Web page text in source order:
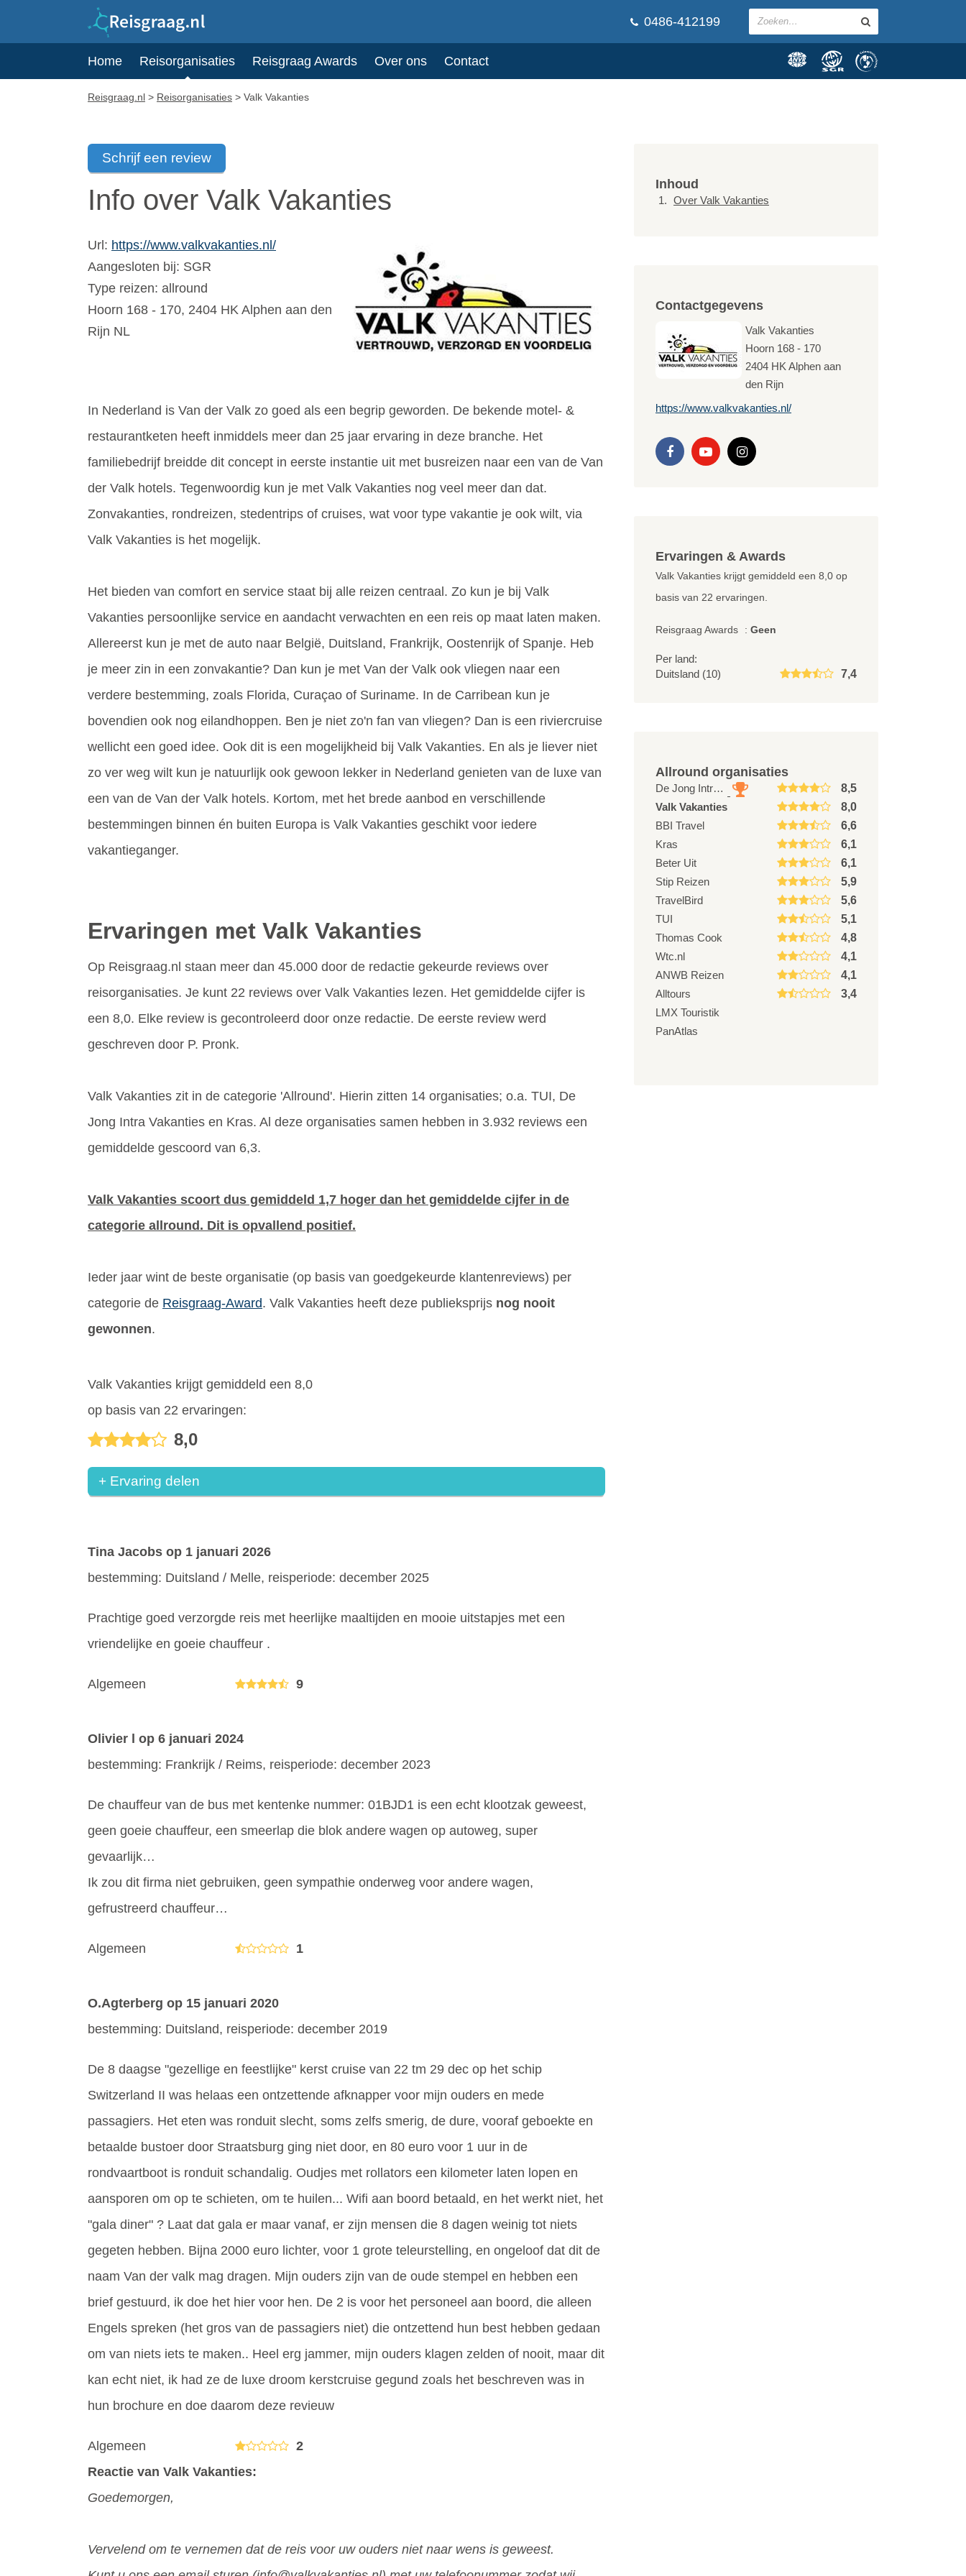
0486-412199
Home Reisorganisaties Reisgraag Awards Over ons Contact
Reisgraag.nl > Reisorganisaties > Valk Vakanties
Schrijf een review
Info over Valk Vakanties
Url: https://www.valkvakanties.nl/
Aangesloten bij: SGR
Type reizen: allround
Hoorn 168 - 170, 2404 HK Alphen aan den
Rijn NL
In Nederland is Van der Valk zo goed als een begrip geworden. De bekende motel- &
restaurantketen heeft inmiddels meer dan 25 jaar ervaring in deze branche. Het
familiebedrijf breidde dit concept in eerste instantie uit met busreizen naar een van de Van
der Valk hotels. Tegenwoordig kun je met Valk Vakanties nog veel meer dan dat.
Zonvakanties, rondreizen, stedentrips of cruises, wat voor type vakantie je ook wilt, via
Valk Vakanties is het mogelijk.
Het bieden van comfort en service staat bij alle reizen centraal. Zo kun je bij Valk
Vakanties persoonlijke service en aandacht verwachten en een reis op maat laten maken.
Allereerst kun je met de auto naar België, Duitsland, Frankrijk, Oostenrijk of Spanje. Heb
je meer zin in een zonvakantie? Dan kun je met Van der Valk ook vliegen naar een
verdere bestemming, zoals Florida, Curaçao of Suriname. In de Carribean kun je
bovendien ook nog eilandhoppen. Ben je niet zo'n fan van vliegen? Dan is een riviercruise
wellicht een goed idee. Ook dit is een mogelijkheid bij Valk Vakanties. En als je liever niet
zo ver weg wilt kun je natuurlijk ook gewoon lekker in Nederland genieten van de luxe van
een van de Van der Valk hotels. Kortom, met het brede aanbod en verschillende
bestemmingen binnen én buiten Europa is Valk Vakanties geschikt voor iedere
vakantieganger.
Ervaringen met Valk Vakanties
Op Reisgraag.nl staan meer dan 45.000 door de redactie gekeurde reviews over
reisorganisaties. Je kunt 22 reviews over Valk Vakanties lezen. Het gemiddelde cijfer is
een 8,0. Elke review is gecontroleerd door onze redactie. De eerste review werd
geschreven door P. Pronk.
Valk Vakanties zit in de categorie 'Allround'. Hierin zitten 14 organisaties; o.a. TUI, De
Jong Intra Vakanties en Kras. Al deze organisaties samen hebben in 3.932 reviews een
gemiddelde gescoord van 6,3.
Valk Vakanties scoort dus gemiddeld 1,7 hoger dan het gemiddelde cijfer in de
categorie allround. Dit is opvallend positief.
Ieder jaar wint de beste organisatie (op basis van goedgekeurde klantenreviews) per
categorie de Reisgraag-Award. Valk Vakanties heeft deze publieksprijs nog nooit
gewonnen.
Valk Vakanties krijgt gemiddeld een 8,0
op basis van 22 ervaringen:
8,0
+ Ervaring delen
Tina Jacobs op 1 januari 2026
bestemming: Duitsland / Melle, reisperiode: december 2025
Prachtige goed verzorgde reis met heerlijke maaltijden en mooie uitstapjes met een
vriendelijke en goeie chauffeur .
Algemeen 9
Olivier l op 6 januari 2024
bestemming: Frankrijk / Reims, reisperiode: december 2023
De chauffeur van de bus met kentenke nummer: 01BJD1 is een echt klootzak geweest,
geen goeie chauffeur, een smeerlap die blok andere wagen op autoweg, super
gevaarlijk…
Ik zou dit firma niet gebruiken, geen sympathie onderweg voor andere wagen,
gefrustreerd chauffeur…
Algemeen 1
O.Agterberg op 15 januari 2020
bestemming: Duitsland, reisperiode: december 2019
De 8 daagse "gezellige en feestlijke" kerst cruise van 22 tm 29 dec op het schip
Switzerland II was helaas een ontzettende afknapper voor mijn ouders en mede
passagiers. Het eten was ronduit slecht, soms zelfs smerig, de dure, vooraf geboekte en
betaalde bustoer door Straatsburg ging niet door, en 80 euro voor 1 uur in de
rondvaartboot is ronduit schandalig. Oudjes met rollators een kilometer laten lopen en
aansporen om op te schieten, om te huilen... Wifi aan boord betaald, en het werkt niet, het
"gala diner" ? Laat dat gala er maar vanaf, er zijn mensen die 8 dagen weinig tot niets
gegeten hebben. Bijna 2000 euro lichter, voor 1 grote teleurstelling, en ongeloof dat dit de
naam Van der valk mag dragen. Mijn ouders zijn van de oude stempel en hebben een
brief gestuurd, ik doe het hier voor hen. De 2 is voor het personeel aan boord, die alleen
Engels spreken (het gros van de passagiers niet) die ontzettend hun best hebben gedaan
om van niets iets te maken.. Heel erg jammer, mijn ouders klagen zelden of nooit, maar dit
kan echt niet, ik had ze de luxe droom kerstcruise gegund zoals het beschreven was in
hun brochure en doe daarom deze revieuw
Algemeen
2
Reactie van Valk Vakanties:
Goedemorgen,
Vervelend om te vernemen dat de reis voor uw ouders niet naar wens is geweest.
Inhoud
Over Valk Vakanties
Contactgegevens
Valk Vakanties
Hoorn 168 - 170
2404 HK Alphen aan
den Rijn
https://www.valkvakanties.nl/
Ervaringen & Awards
Valk Vakanties krijgt gemiddeld een 8,0 op
basis van 22 ervaringen.
Reisgraag Awards : Geen
Per land:
Duitsland (10)
7,4
Allround organisaties
De Jong Intra Vakanties
8,5
Valk Vakanties
8,0
BBI Travel
6,6
Kras
6,1
Beter Uit
6,1
Stip Reizen
5,9
TravelBird
5,6
TUI
5,1
Thomas Cook
4,8
Wtc.nl
4,1
ANWB Reizen
4,1
Alltours
3,4
LMX Touristik
PanAtlas